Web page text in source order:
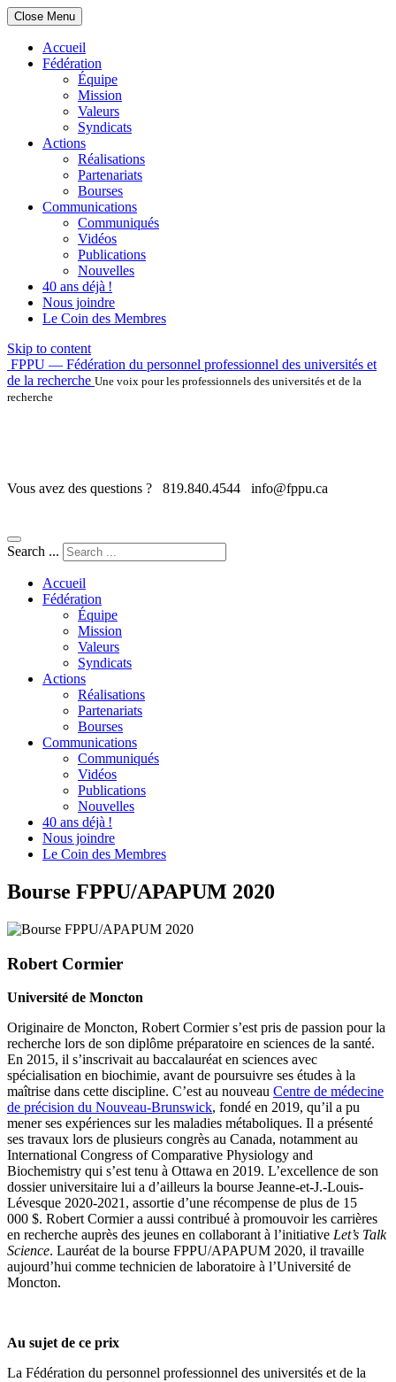
Close Menu
Accueil
Fédération
Équipe
Mission
Valeurs
Syndicats
Actions
Réalisations
Partenariats
Bourses
Communications
Communiqués
Vidéos
Publications
Nouvelles
40 ans déjà !
Nous joindre
Le Coin des Membres
Skip to content
FPPU — Fédération du personnel professionnel des universités et
de la recherche Une voix pour les professionnels des universités et de la
recherche
Vous avez des questions ? 819.840.4544 info@fppu.ca
Search ...
Accueil
Fédération
Équipe
Mission
Valeurs
Syndicats
Actions
Réalisations
Partenariats
Bourses
Communications
Communiqués
Vidéos
Publications
Nouvelles
40 ans déjà !
Nous joindre
Le Coin des Membres
Bourse FPPU/APAPUM 2020
Robert Cormier
Université de Moncton
Originaire de Moncton, Robert Cormier s’est pris de passion pour la
recherche lors de son diplôme préparatoire en sciences de la santé.
En 2015, il s’inscrivait au baccalauréat en sciences avec
spécialisation en biochimie, avant de poursuivre ses études à la
maîtrise dans cette discipline. C’est au nouveau Centre de médecine
de précision du Nouveau-Brunswick, fondé en 2019, qu’il a pu
mener ses expériences sur les maladies métaboliques. Il a présenté
ses travaux lors de plusieurs congrès au Canada, notamment au
International Congress of Comparative Physiology and
Biochemistry qui s’est tenu à Ottawa en 2019. L’excellence de son
dossier universitaire lui a d’ailleurs la bourse Jeanne-et-J.-Louis-
Lévesque 2020-2021, assortie d’une récompense de plus de 15
000 $. Robert Cormier a aussi contribué à promouvoir les carrières
en recherche auprès des jeunes en collaborant à l’initiative Let’s Talk
Science. Lauréat de la bourse FPPU/APAPUM 2020, il travaille
aujourd’hui comme technicien de laboratoire à l’Université de
Moncton.
Au sujet de ce prix
La Fédération du personnel professionnel des universités et de la